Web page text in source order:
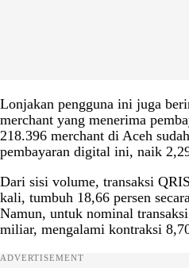
Lonjakan pengguna ini juga
merchant yang menerima
218.396 merchant di Aceh
pembayaran digital ini, naik
Dari sisi volume, transaksi
kali, tumbuh 18,66 persen
Namun, untuk nominal
miliar, mengalami kontraksi
ADVERTISEMENT